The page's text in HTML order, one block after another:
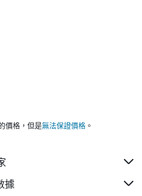
價格，但是無法保證價格 。
據